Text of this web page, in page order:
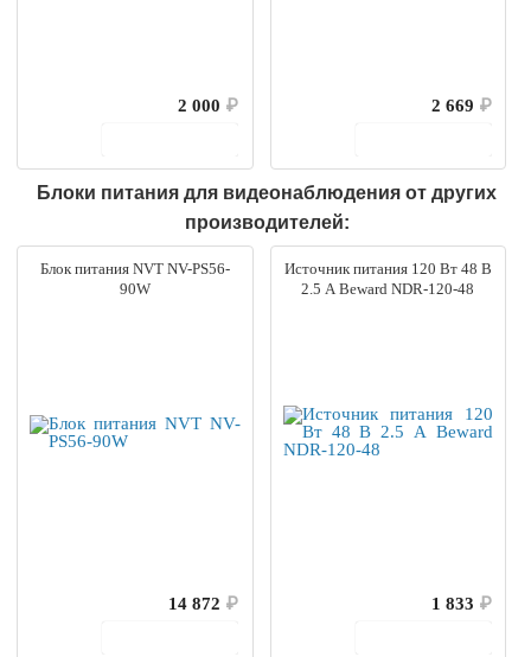
2 000 ₽
2 669 ₽
Блоки питания для видеонаблюдения от других
производителей:
Блок питания NVT NV-PS56-
90W
14 872 ₽
Источник питания 120 Вт 48 В
2.5 А Beward NDR-120-48
1 833 ₽